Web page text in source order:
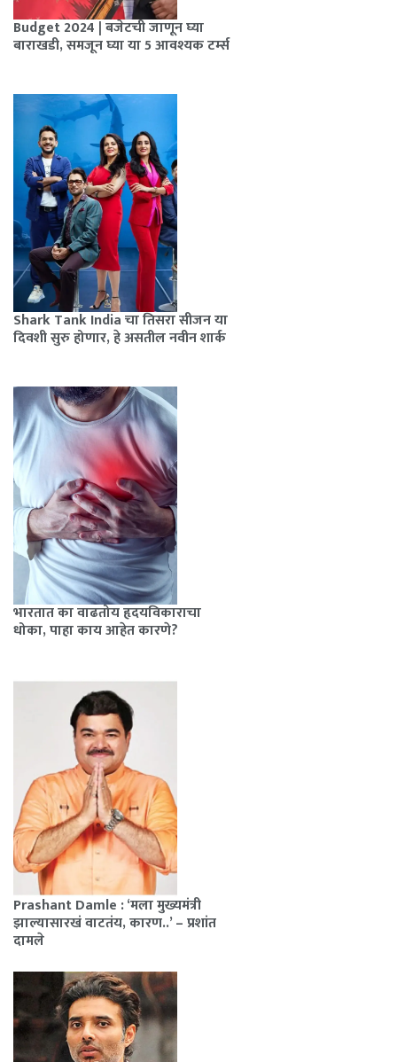
Budget 2024 | बजेटची जाणून घ्या
बाराखडी, समजून घ्या या 5 आवश्यक टर्म्स
Shark Tank India चा तिसरा सीजन या
दिवशी सुरु होणार, हे असतील नवीन शार्क
भारतात का वाढतोय हृदयविकाराचा
धोका, पाहा काय आहेत कारणे?
Prashant Damle : ‘मला मुख्यमंत्री
झाल्यासारखं वाटतंय, कारण..’ – प्रशांत
दामले